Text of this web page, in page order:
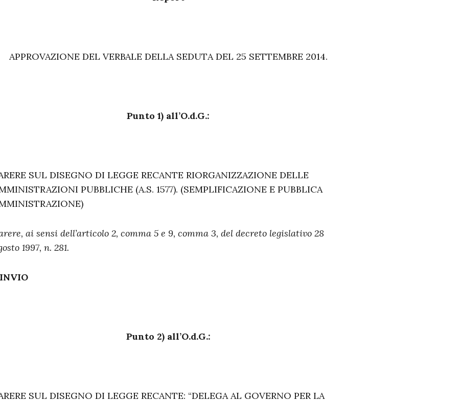
APPROVAZIONE DEL VERBALE DELLA SEDUTA DEL 25 SETTEMBRE 2014.
Punto 1) all’O.d.G.:
SUL DISEGNO DI LEGGE RECANTE RIORGANIZZAZIONE DELLE
PUBBLICHE (A.S. 1577). (SEMPLIFICAZIONE E PUBBLICA
ai sensi dell’articolo 2, comma 5 e 9, comma 3, del decreto legislativo 28
1997, n. 281.
Punto 2) all’O.d.G.:
SUL DISEGNO DI LEGGE RECANTE: “DELEGA AL GOVERNO PER LA